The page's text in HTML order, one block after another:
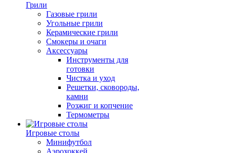
Грили
Газовые грили
Угольные грили
Керамические грили
Смокеры и очаги
Аксессуары
Инструменты для
готовки
Чистка и уход
Решетки, сковороды,
камни
Розжиг и копчение
Термометры
Игровые столы
Минифутбол
Аэрохоккей